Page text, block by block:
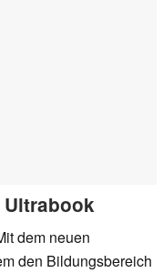
dem neuen
den Bildungsbereich